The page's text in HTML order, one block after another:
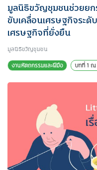
มูลนิธิขวัญชุมชนช่วยยก
ขับเคลื่อนเศรษฐกิจระดั
เศรษฐกิจที่ยั่งยืน
มูลนิธิขวัญชุมชน
งานหัตถกรรมและฝีมือ
บทที่ 1 ณ